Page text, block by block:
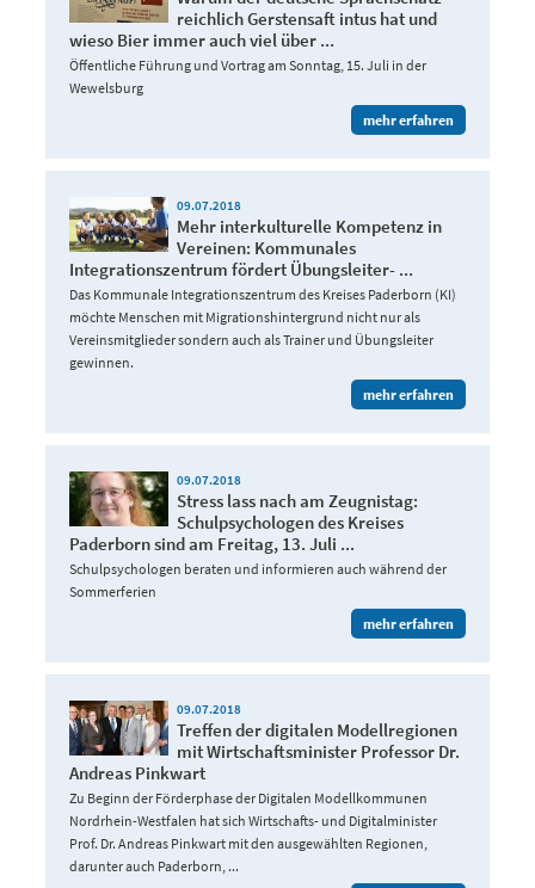
reichlich Gerstensaft intus hat und
wieso Bier immer auch viel über ...
Öffentliche Führung und Vortrag am Sonntag, 15. Juli in der
Wewelsburg
mehr erfahren
09.07.2018
Mehr interkulturelle Kompetenz in
Vereinen: Kommunales
Integrationszentrum fördert Übungsleiter- ...
Das Kommunale Integrationszentrum des Kreises Paderborn (KI)
möchte Menschen mit Migrationshintergrund nicht nur als
Vereinsmitglieder sondern auch als Trainer und Übungsleiter
gewinnen.
mehr erfahren
09.07.2018
Stress lass nach am Zeugnistag:
Schulpsychologen des Kreises
Paderborn sind am Freitag, 13. Juli ...
Schulpsychologen beraten und informieren auch während der
Sommerferien
mehr erfahren
09.07.2018
Treffen der digitalen Modellregionen
mit Wirtschaftsminister Professor Dr.
Andreas Pinkwart
Zu Beginn der Förderphase der Digitalen Modellkommunen
Nordrhein-Westfalen hat sich Wirtschafts- und Digitalminister
Prof. Dr. Andreas Pinkwart mit den ausgewählten Regionen,
darunter auch Paderborn, ...